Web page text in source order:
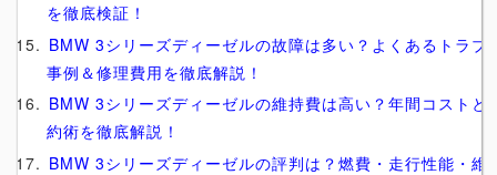
を徹底検証！
BMW 3シリーズディーゼルの故障は多い？よくあるトラブ
事例＆修理費用を徹底解説！
BMW 3シリーズディーゼルの維持費は高い？年間コストと
約術を徹底解説！
BMW 3シリーズディーゼルの評判は？燃費・走行性能・維